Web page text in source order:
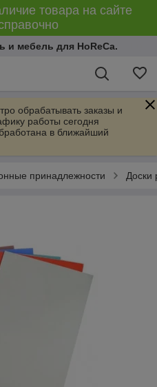
товара на сайте
и мебель для HoReCa.
обрабатывать заказы и
работы сегодня
в ближайший
принадлежности Доски